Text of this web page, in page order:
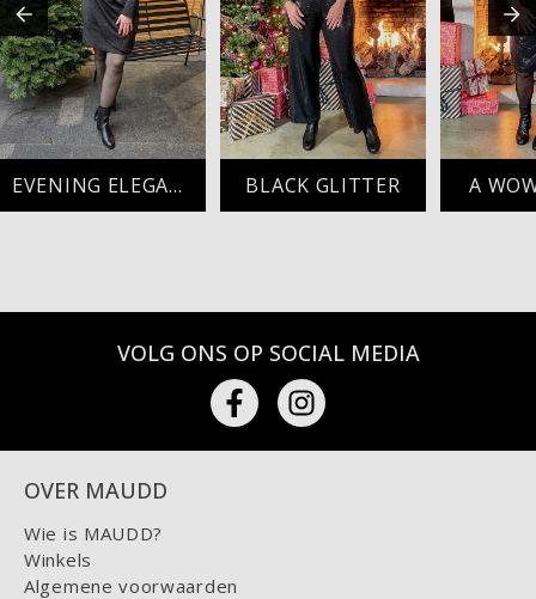
EVENING ELEGANCE BLACK GLITTER A
VOLG ONS OP SOCIAL MEDIA
OVER MAUDD
Wie is MAUDD?
Winkels
Algemene voorwaarden